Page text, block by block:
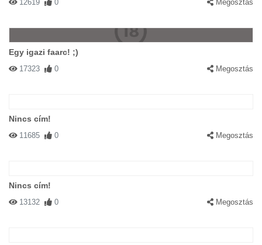
12619 0 Megosztás
Egy igazi faarc! ;)
17323 0 Megosztás
Nincs cím!
11685 0 Megosztás
Nincs cím!
13132 0 Megosztás